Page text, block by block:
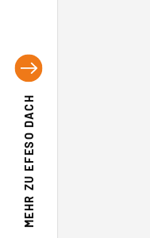
MEHR ZU
EFESO DACH